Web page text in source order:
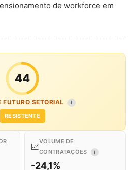
de workforce em
44
FUTURO SETORIAL I
RESISTENTE
📈
VOLUME DE
CONTRATAÇÕES
I
-24,1%